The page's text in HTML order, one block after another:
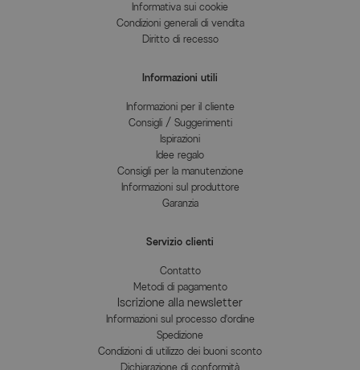
Informativa sui cookie
Condizioni generali di vendita
Diritto di recesso
Informazioni utili
Informazioni per il cliente
Consigli / Suggerimenti
Ispirazioni
Idee regalo
Consigli per la manutenzione
Informazioni sul produttore
Garanzia
Servizio clienti
Contatto
Metodi di pagamento
Iscrizione alla newsletter
Informazioni sul processo d'ordine
Spedizione
Condizioni di utilizzo dei buoni sconto
Dichiarazione di conformità